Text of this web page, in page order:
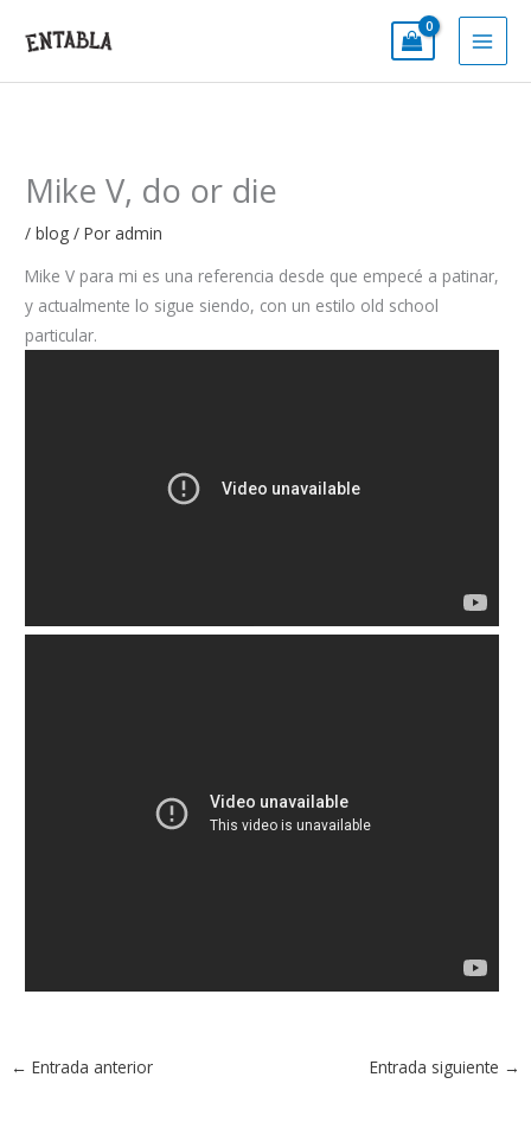
Mike V, do or die
/blog / Por admin
Mike V para mi es una referencia desde que empecé a patinar,
y actualmente lo sigue siendo, con un estilo old school
particular.
← Entrada anterior Entrada siguiente →